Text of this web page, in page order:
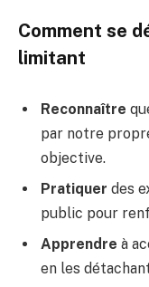
Comment se
limitant
Reconnaître
par notre
objective.
Pratiquer des
public pour
Apprendre à
en les